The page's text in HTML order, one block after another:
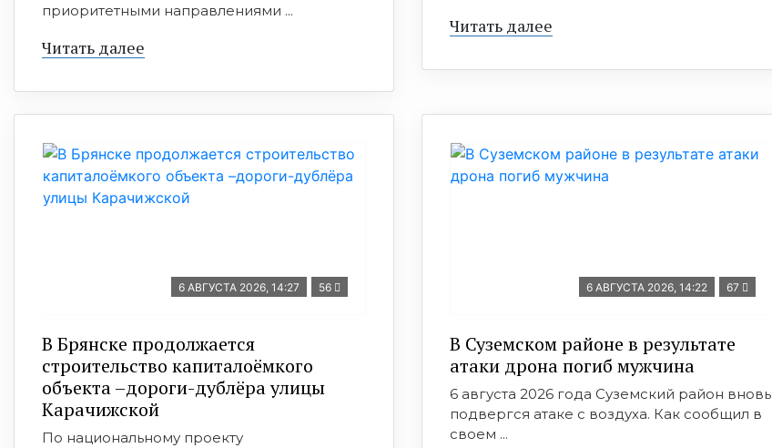
приоритетными направлениями ...
Читать далее
Читать далее
6 АВГУСТА 2026, 14:27 56
В Брянске продолжается
строительство капиталоёмкого
объекта –дороги-дублёра улицы
Карачижской
По национальному проекту
6 АВГУСТА 2026, 14:22 67
В Суземском районе в результате
атаки дрона погиб мужчина
6 августа 2026 года Суземский район вновь
подвергся атаке с воздуха. Как сообщил в
своем ...